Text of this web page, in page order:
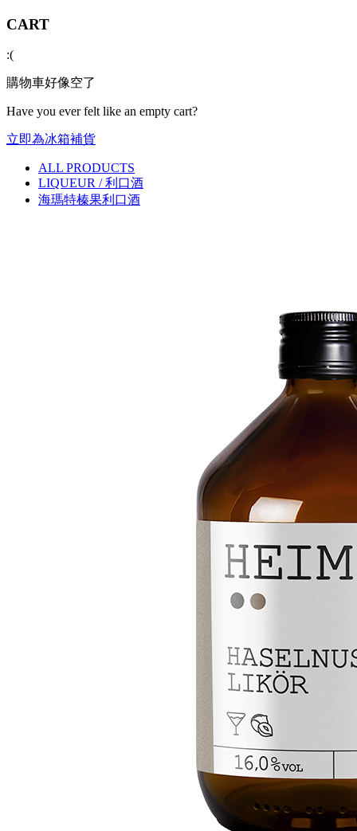
CART
:(
購物車好像空了
Have you ever felt like an empty cart?
立即為冰箱補貨
ALL PRODUCTS
LIQUEUR / 利口酒
海瑪特榛果利口酒